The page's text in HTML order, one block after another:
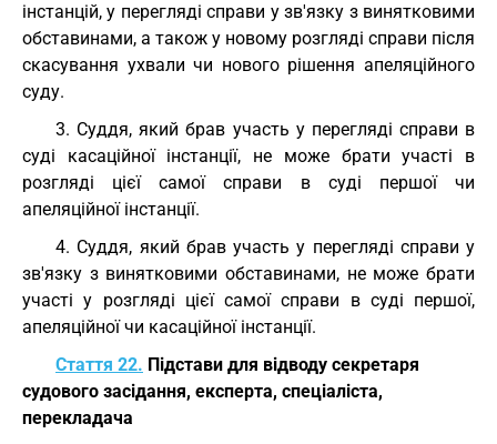
інстанцій, у перегляді справи у зв'язку з винятковими
обставинами, а також у новому розгляді справи після
скасування ухвали чи нового рішення апеляційного
суду.
3. Суддя, який брав участь у перегляді справи в
суді касаційної інстанції, не може брати участі в
розгляді цієї самої справи в суді першої чи
апеляційної інстанції.
4. Суддя, який брав участь у перегляді справи у
зв'язку з винятковими обставинами, не може брати
участі у розгляді цієї самої справи в суді першої,
апеляційної чи касаційної інстанції.
Стаття 22. Підстави для відводу секретаря
судового засідання, експерта, спеціаліста,
перекладача